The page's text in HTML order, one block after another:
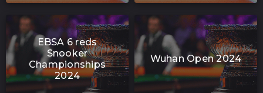
EBSA 6 reds
Snooker
Championships
2024
Wuhan Open 2024